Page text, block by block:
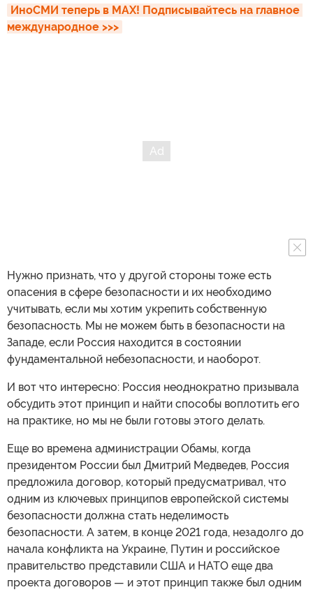
ИноСМИ теперь в MAX! Подписывайтесь на главное
международное >>>
Нужно признать, что у другой стороны тоже есть
опасения в сфере безопасности и их необходимо
учитывать, если мы хотим укрепить собственную
безопасность. Мы не можем быть в безопасности на
Западе, если Россия находится в состоянии
фундаментальной небезопасности, и наоборот.
И вот что интересно: Россия неоднократно призывала
обсудить этот принцип и найти способы воплотить его
на практике, но мы не были готовы этого делать.
Еще во времена администрации Обамы, когда
президентом России был Дмитрий Медведев, Россия
предложила договор, который предусматривал, что
одним из ключевых принципов европейской системы
безопасности должна стать неделимость
безопасности. А затем, в конце 2021 года, незадолго до
начала конфликта на Украине, Путин и российское
правительство представили США и НАТО еще два
проекта договоров — и этот принцип также был одним